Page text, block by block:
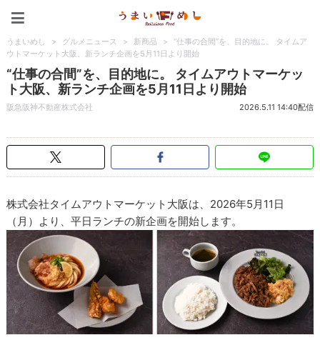
うまいめし > グルメニュース > 新商品 >
“仕事の合間”を、目的地に。 タイムア
ウトマーケット大阪、新ランチ企画を5月11日より開始
“仕事の合間”を、目的地に。 タイムアウトマーケッ
ト大阪、新ランチ企画を5月11日より開始
阪急阪神不動産株式会社 2026.5.11 14:40配信
株式会社タイムアウトマーケット大阪は、2026年5月11日
（月）より、平日ランチの新企画を開始します。